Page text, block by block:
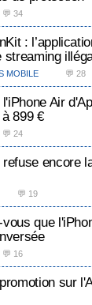
💬 34
:
streaming
MOBILE 💬 28
Air
899 €
💬 24
encore
💬 19
que
💬 16
sur